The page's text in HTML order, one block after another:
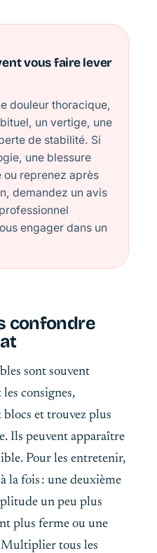
vous faire lever
douleur thoracique,
un vertige, une
de stabilité. Si
une blessure
ou reprenez après
demandez un avis
engager dans un
confondre
sont souvent
consignes,
et trouvez plus
Ils peuvent apparaître
Pour les entretenir,
la fois : une deuxième
un peu plus
plus ferme ou une
Multiplier tous les